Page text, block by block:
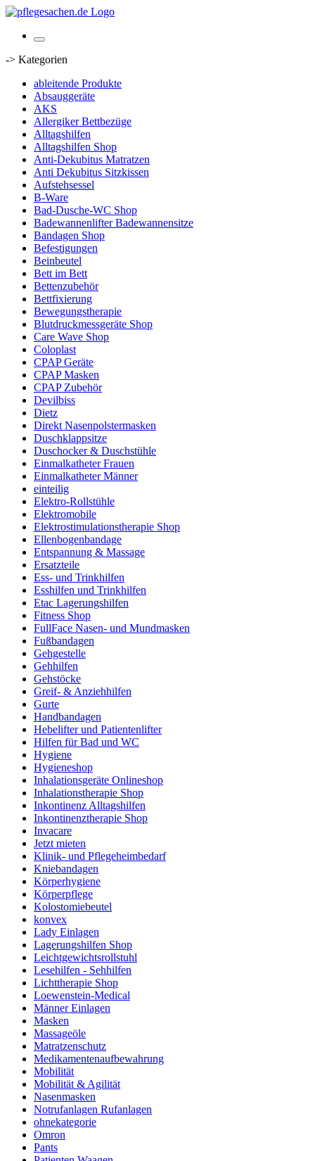
-> Kategorien
ableitende Produkte
Absauggeräte
AKS
Allergiker Bettbezüge
Alltagshilfen
Alltagshilfen Shop
Anti-Dekubitus Matratzen
Anti Dekubitus Sitzkissen
Aufstehsessel
B-Ware
Bad-Dusche-WC Shop
Badewannenlifter Badewannensitze
Bandagen Shop
Befestigungen
Beinbeutel
Bett im Bett
Bettenzubehör
Bettfixierung
Bewegungstherapie
Blutdruckmessgeräte Shop
Care Wave Shop
Coloplast
CPAP Geräte
CPAP Masken
CPAP Zubehör
Devilbiss
Dietz
Direkt Nasenpolstermasken
Duschklappsitze
Duschocker & Duschstühle
Einmalkatheter Frauen
Einmalkatheter Männer
einteilig
Elektro-Rollstühle
Elektromobile
Elektrostimulationstherapie Shop
Ellenbogenbandage
Entspannung & Massage
Ersatzteile
Ess- und Trinkhilfen
Esshilfen und Trinkhilfen
Etac Lagerungshilfen
Fitness Shop
FullFace Nasen- und Mundmasken
Fußbandagen
Gehgestelle
Gehhilfen
Gehstöcke
Greif- & Anziehhilfen
Gurte
Handbandagen
Hebelifter und Patientenlifter
Hilfen für Bad und WC
Hygiene
Hygieneshop
Inhalationsgeräte Onlineshop
Inhalationstherapie Shop
Inkontinenz Alltagshilfen
Inkontinenztherapie Shop
Invacare
Jetzt mieten
Klinik- und Pflegeheimbedarf
Kniebandagen
Körperhygiene
Körperpflege
Kolostomiebeutel
konvex
Lady Einlagen
Lagerungshilfen Shop
Leichtgewichtsrollstuhl
Lesehilfen - Sehhilfen
Lichttherapie Shop
Loewenstein-Medical
Männer Einlagen
Masken
Massageöle
Matratzenschutz
Medikamentenaufbewahrung
Mobilität
Mobilität & Agilität
Nasenmasken
Notrufanlagen Rufanlagen
ohnekategorie
Omron
Pants